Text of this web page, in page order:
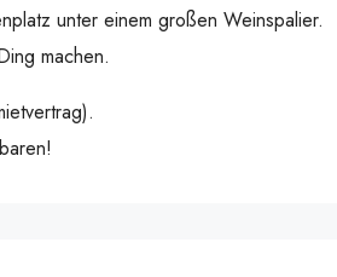
unter einem großen Weinspalier.
machen.